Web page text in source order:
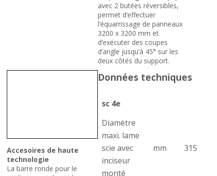
avec 2 butées réversibles,
permet d’effectuer
l’équarrissage de panneaux
3200 x 3200 mm et
d’exécuter des coupes
d’angle jusqu’à 45° sur les
deux côtés du support.
Accesoires de haute
technologie
La barre ronde pour le
Données techniques
sc 4e
Diamètre
maxi. lame
scie avec
inciseur
monté
mm 315